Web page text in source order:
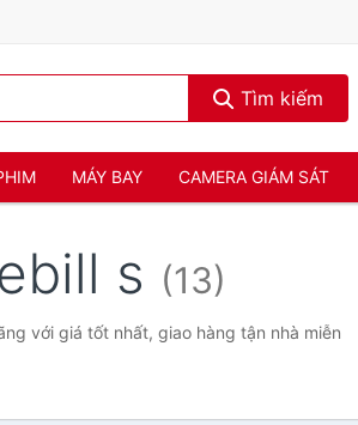
Tìm kiếm
MÁY BAY CAMERA GIÁM SÁT
s (13)
với giá tốt nhất, giao hàng tận nhà miễn